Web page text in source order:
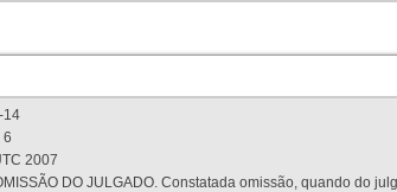
14
6
2007
DO JULGADO. Constatada omissão, quando do